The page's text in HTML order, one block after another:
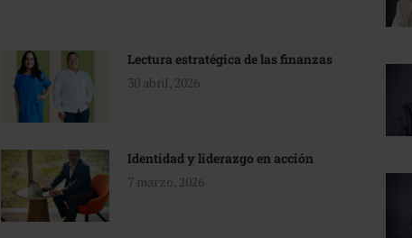
Lectura estratégica de las finanzas
30 abril, 2026
Identidad y liderazgo en acción
7 marzo, 2026